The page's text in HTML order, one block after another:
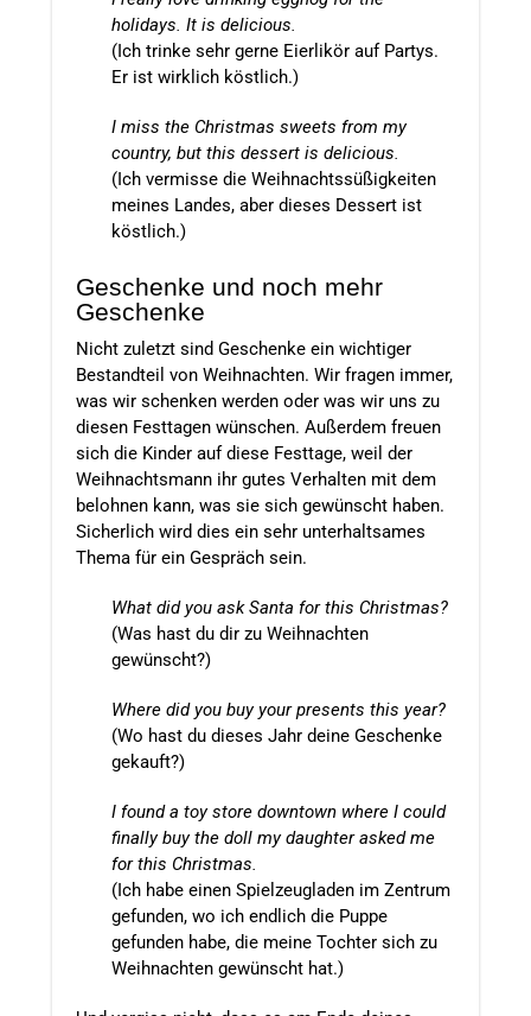
holidays. It is delicious.
(Ich trinke sehr gerne Eierlikör auf Partys.
Er ist wirklich köstlich.)
I miss the Christmas sweets from my
country, but this dessert is delicious.
(Ich vermisse die Weihnachtssüßigkeiten
meines Landes, aber dieses Dessert ist
köstlich.)
Geschenke und noch mehr
Geschenke
Nicht zuletzt sind Geschenke ein wichtiger
Bestandteil von Weihnachten. Wir fragen immer,
was wir schenken werden oder was wir uns zu
diesen Festtagen wünschen. Außerdem freuen
sich die Kinder auf diese Festtage, weil der
Weihnachtsmann ihr gutes Verhalten mit dem
belohnen kann, was sie sich gewünscht haben.
Sicherlich wird dies ein sehr unterhaltsames
Thema für ein Gespräch sein.
What did you ask Santa for this Christmas?
(Was hast du dir zu Weihnachten
gewünscht?)
Where did you buy your presents this year?
(Wo hast du dieses Jahr deine Geschenke
gekauft?)
I found a toy store downtown where I could
finally buy the doll my daughter asked me
for this Christmas.
(Ich habe einen Spielzeugladen im Zentrum
gefunden, wo ich endlich die Puppe
gefunden habe, die meine Tochter sich zu
Weihnachten gewünscht hat.)